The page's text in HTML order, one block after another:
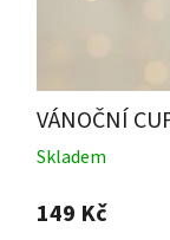
VÁNOČNÍ
Skladem
149 Kč